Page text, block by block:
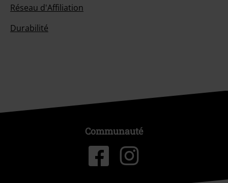
Réseau d'Affiliation
Durabilité
Communauté